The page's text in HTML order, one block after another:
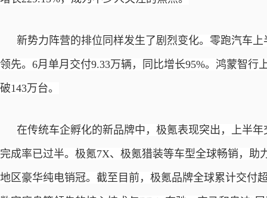
新势力阵营的排位同样发生了剧烈变化。零跑汽车上
领先。6月单月交付9.33万辆，同比增长95%。鸿蒙智行
破143万台。
在传统车企孵化的新品牌中，极氪表现突出，上半年
完成率已过半。极氪7X、极氪猎装等车型全球畅销，助
地区豪华纯电销冠。截至目前，极氪品牌全球累计交付